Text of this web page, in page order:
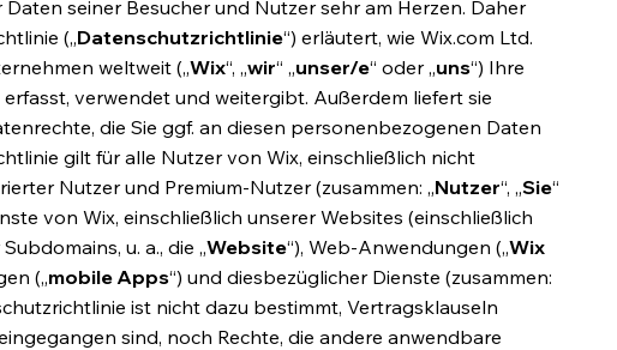
seiner Besucher und Nutzer sehr am Herzen. Daher
(„Datenschutzrichtlinie“) erläutert, wie Wix.com Ltd.
weltweit („Wix“, „wir“ „unser/e“ oder „uns“) Ihre
verwendet und weitergibt. Außerdem liefert sie
die Sie ggf. an diesen personenbezogenen Daten
gilt für alle Nutzer von Wix, einschließlich nicht
Nutzer und Premium-Nutzer (zusammen: „Nutzer“, „Sie“
von Wix, einschließlich unserer Websites (einschließlich
u. a., die „Website“), Web-Anwendungen („Wix
(„mobile Apps“) und diesbezüglicher Dienste (zusammen:
ist nicht dazu bestimmt, Vertragsklauseln
sind, noch Rechte, die andere anwendbare